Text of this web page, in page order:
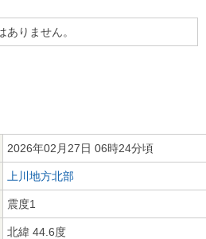
りません。
2026年02月27日 06時24分頃
上川地方北部
震度1
北緯 44.6度